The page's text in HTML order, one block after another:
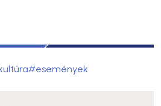
#események